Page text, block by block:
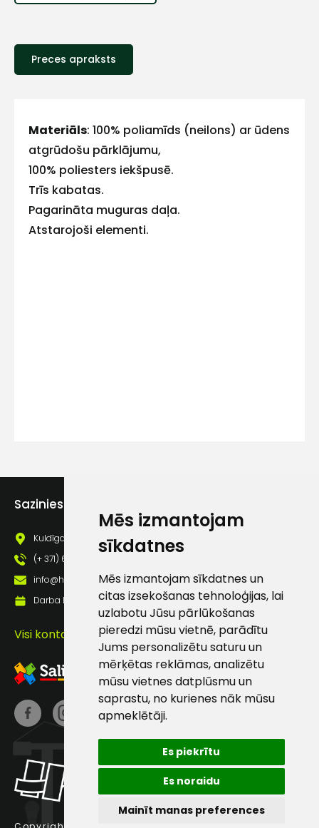
Mēs izmantojam
sīkdatnes
Mēs izmantojam sīkdatnes un
citas izsekošanas tehnoloģijas, lai
uzlabotu Jūsu pārlūkošanas
pieredzi mūsu vietnē, parādītu
Jums personalizētu saturu un
mērķētas reklāmas, analizētu
mūsu vietnes datplūsmu un
saprastu, no kurienes nāk mūsu
apmeklētāji.
Es piekrītu
Es noraidu
Mainīt manas preferences
Preces apraksts
Materiāls: 100% poliamīds (neilons) ar ūdens
atgrūdošu pārklājumu,
100% poliesters iekšpusē.
Trīs kabatas.
Pagarināta muguras daļa.
Atstarojoši elementi.
Sazinies ar mums
Kuldīgas iela 69a, Saldus, Saldus nov., LV - 3801
(+ 371) 63 881 186
info@hards.lv
Darba laiks: Darbadienās: 8:00 - 17:00
Visi kontakti
E-pasts
pastā
Sūtīt ziņojumu
Klientu
atbalsts
Darbdienās:
8:00 – 17:00
186
info@hards.lv